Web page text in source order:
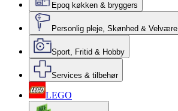
Epoq køkken & bryggers
Personlig pleje, Skønhed & Velvære
Sport, Fritid & Hobby
Services & tilbehør
LEGO